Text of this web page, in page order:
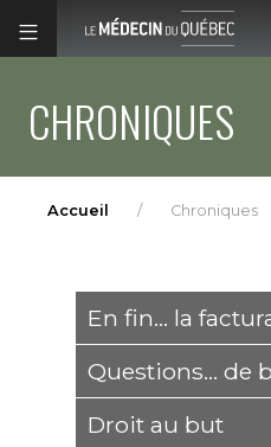
CHRONIQUES
Accueil Chroniques
En fin... la
Questions... de
Droit au but